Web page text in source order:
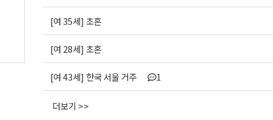
[여 35세] 초혼
[여 28세] 초혼
[여 43세] 한국 서울 거주 1
더보기 >>